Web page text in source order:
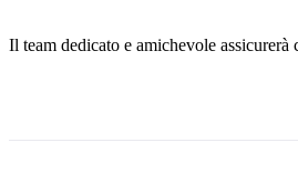
Il team dedicato e amichevole